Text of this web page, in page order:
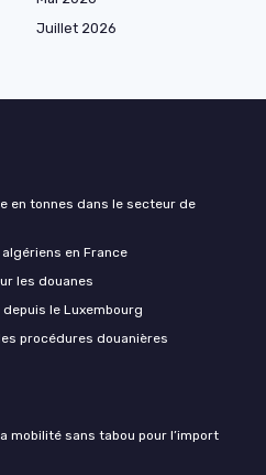
Juillet 2026
en tonnes dans le secteur de
en France
les douanes
le Luxembourg
procédures douanières
mobilité sans tabou pour l’import